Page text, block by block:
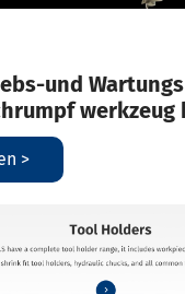
und
werkzeug
>